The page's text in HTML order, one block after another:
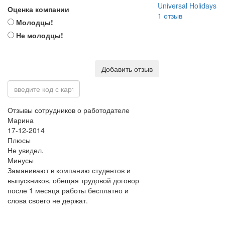
Оценка компании
Молодцы!
Не молодцы!
Добавить отзыв
Отзывы сотрудников о работодателе
Марина
17-12-2014
Плюсы
Не увидел.
Минусы
Заманивают в компанию студентов и
выпускников, обещая трудовой договор
после 1 месяца работы бесплатно и
слова своего не держат.
Universal Holidays
1 отзыв